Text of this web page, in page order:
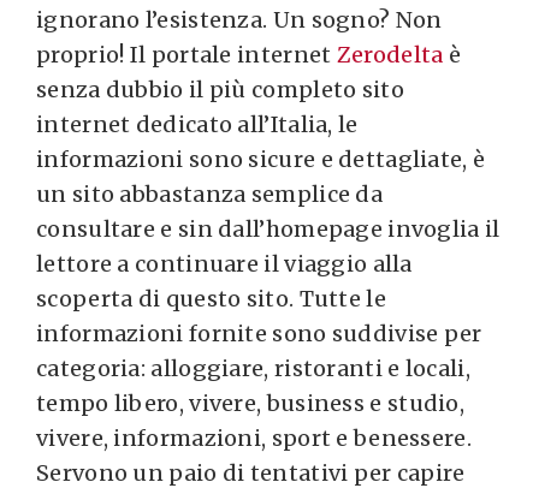
ignorano l’esistenza. Un sogno? Non
proprio! Il portale internet Zerodelta è
senza dubbio il più completo sito
internet dedicato all’Italia, le
informazioni sono sicure e dettagliate, è
un sito abbastanza semplice da
consultare e sin dall’homepage invoglia il
lettore a continuare il viaggio alla
scoperta di questo sito. Tutte le
informazioni fornite sono suddivise per
categoria: alloggiare, ristoranti e locali,
tempo libero, vivere, business e studio,
vivere, informazioni, sport e benessere.
Servono un paio di tentativi per capire